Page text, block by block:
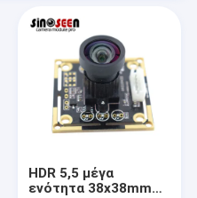
HDR 5,5 μέγα
ενότητα 38x38mm